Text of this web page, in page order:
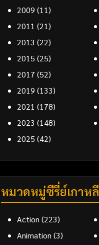
2009 (11)
2011 (21)
2013 (22)
2015 (25)
2017 (52)
2019 (133)
2021 (178)
2023 (148)
2025 (42)
หมวดหมู่ซีรี่ย์เกาหลี
Action (223)
Animation (3)